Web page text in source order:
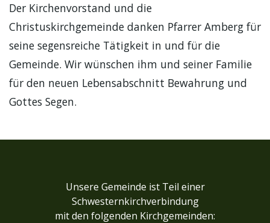
Der Kirchenvorstand und die
Christuskirchgemeinde danken Pfarrer Amberg für
seine segensreiche Tätigkeit in und für die
Gemeinde. Wir wünschen ihm und seiner Familie
für den neuen Lebensabschnitt Bewahrung und
Gottes Segen.
Unsere Gemeinde ist Teil einer
Schwesternkirchverbindung
mit den folgenden Kirchgemeinden: